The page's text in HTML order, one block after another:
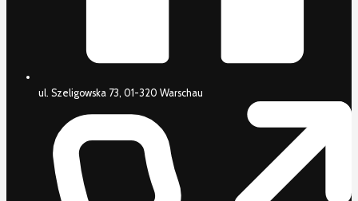
ul. Szeligowska 73, 01-320 Warschau